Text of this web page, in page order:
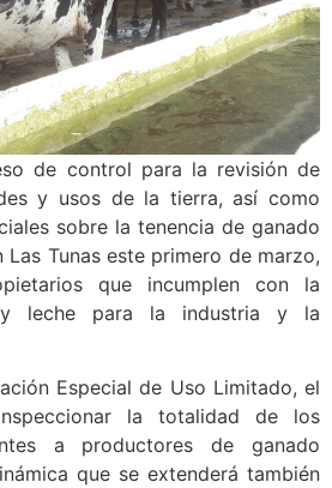
de control para la revisión de
y usos de la tierra, así como
sobre la tenencia de ganado
Las Tunas este primero de marzo,
que incumplen con la
leche para la industria y la
Especial de Uso Limitado, el
la totalidad de los
a productores de ganado
que se extenderá también